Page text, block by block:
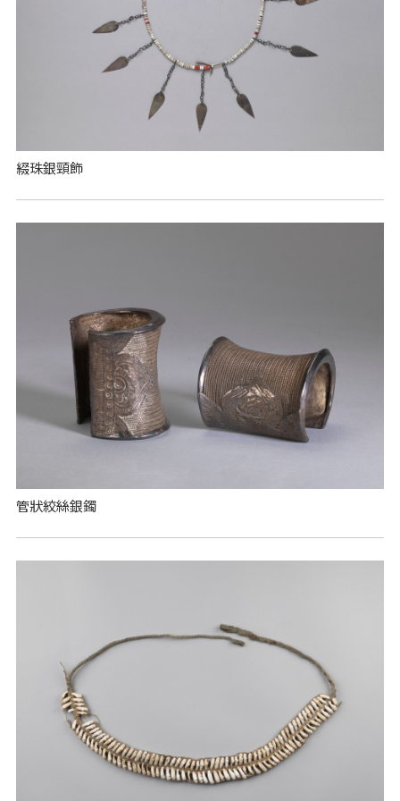
綴珠銀頸飾
管狀絞絲銀鐲